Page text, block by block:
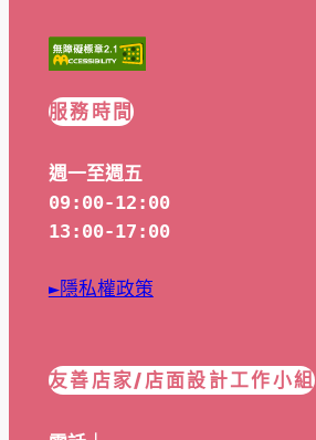
服務時間
週一至週五
09:00-12:00
13:00-17:00
►隱私權政策
友善店家/店面設計工作小組